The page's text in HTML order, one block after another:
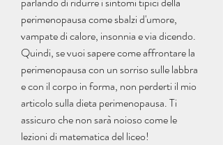
perimenopausa come sbalzi d'umore,
vampate di calore, insonnia e via dicendo.
Quindi, se vuoi sapere come affrontare la
perimenopausa con un sorriso sulle labbra
e con il corpo in forma, non perderti il mio
articolo sulla dieta perimenopausa. Ti
assicuro che non sarà noioso come le
lezioni di matematica del liceo!